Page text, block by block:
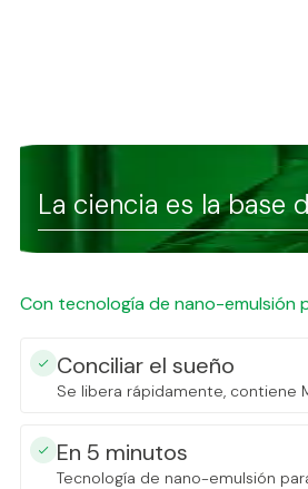
La ciencia es la base
Con tecnología de nano-emulsión
Conciliar el sueño
Se libera rápidamente, contiene
En 5 minutos
Tecnología de nano-emulsión